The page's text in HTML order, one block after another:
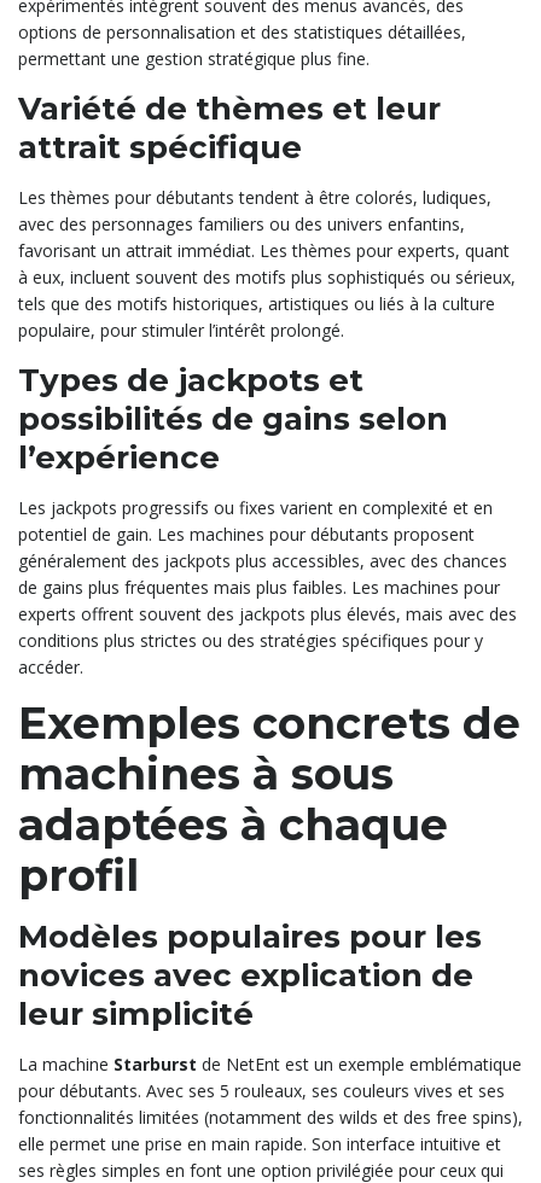
expérimentés intègrent souvent des menus avancés, des
options de personnalisation et des statistiques détaillées,
permettant une gestion stratégique plus fine.
Variété de thèmes et leur
attrait spécifique
Les thèmes pour débutants tendent à être colorés, ludiques,
avec des personnages familiers ou des univers enfantins,
favorisant un attrait immédiat. Les thèmes pour experts, quant
à eux, incluent souvent des motifs plus sophistiqués ou sérieux,
tels que des motifs historiques, artistiques ou liés à la culture
populaire, pour stimuler l’intérêt prolongé.
Types de jackpots et
possibilités de gains selon
l’expérience
Les jackpots progressifs ou fixes varient en complexité et en
potentiel de gain. Les machines pour débutants proposent
généralement des jackpots plus accessibles, avec des chances
de gains plus fréquentes mais plus faibles. Les machines pour
experts offrent souvent des jackpots plus élevés, mais avec des
conditions plus strictes ou des stratégies spécifiques pour y
accéder.
Exemples concrets de
machines à sous
adaptées à chaque
profil
Modèles populaires pour les
novices avec explication de
leur simplicité
La machine Starburst de NetEnt est un exemple emblématique
pour débutants. Avec ses 5 rouleaux, ses couleurs vives et ses
fonctionnalités limitées (notamment des wilds et des free spins),
elle permet une prise en main rapide. Son interface intuitive et
ses règles simples en font une option privilégiée pour ceux qui